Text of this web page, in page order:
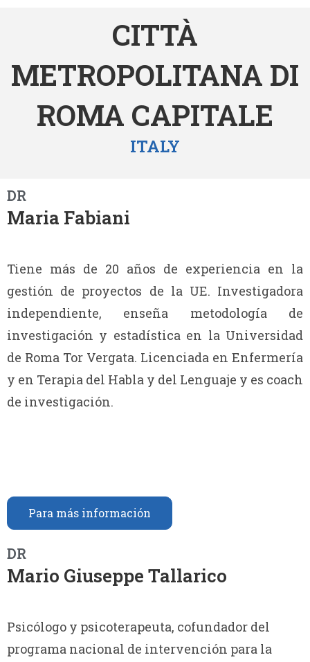
CITTÀ
METROPOLITANA DI
ROMA CAPITALE
ITALY
DR
Maria Fabiani
Tiene más de 20 años de experiencia en la
gestión de proyectos de la UE. Investigadora
independiente, enseña metodología de
investigación y estadística en la Universidad
de Roma Tor Vergata. Licenciada en Enfermería
y en Terapia del Habla y del Lenguaje y es coach
de investigación.
Para más información
DR
Mario Giuseppe Tallarico
Psicólogo y psicoterapeuta, cofundador del
programa nacional de intervención para la